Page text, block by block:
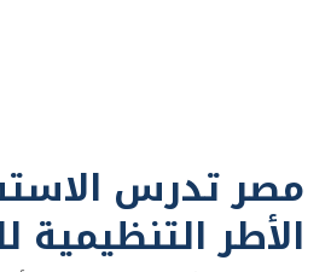
مصر تدرس
الأطر التنظيمية
وزير الاستثمار: نعمل على